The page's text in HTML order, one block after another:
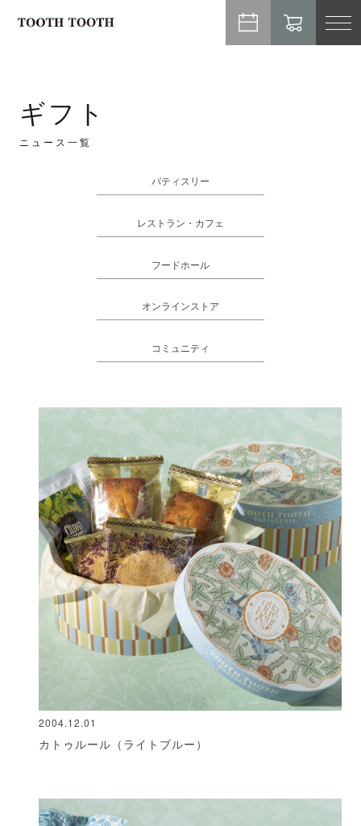
ギフト
ニュース一覧
パティスリー
レストラン・カフェ
フードホール
オンラインストア
コミュニティ
2004.12.01
カトゥルール（ライトブルー）